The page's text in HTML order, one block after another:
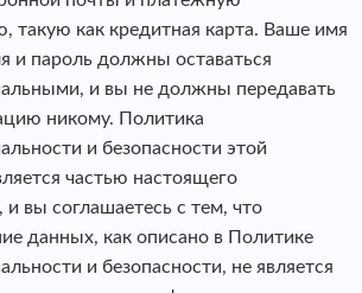
такую как кредитная карта. Ваше имя
и пароль должны оставаться
и вы не должны передавать
никому. Политика
и безопасности этой
частью настоящего
вы соглашаетесь с тем, что
данных, как описано в Политике
и безопасности, не является